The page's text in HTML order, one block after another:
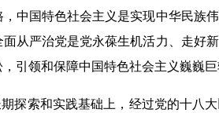
中国特色社会主义是实现中华民族
从严治党是党永葆生机活力、走好
领和保障中国特色社会主义巍巍巨
索和实践基础上，经过党的十八